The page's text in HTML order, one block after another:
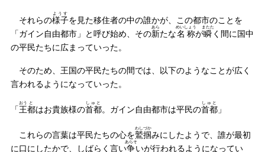
それらの様子
ようす
を見た移住者の中の誰かが、この都市のことを
「ガイン自由都市」と呼び始め、その新
あら
たな名称
めいしょう
が瞬
またた
く間に国中
の平民たちに広まっていった。
そのため、王国の平民たちの間では、以下のようなことが広く
言われるようになっていった。
「王
おう
都
と
はお貴族様の首都
しゅと
。ガイン自由都市は平民の首都
しゅと
」
これらの言葉は平民たちの心を鷲掴
わしづか
みにしたようで、誰が最初
に口にしたかで、しばらく言い争
あらそ
いが行われるようになってい